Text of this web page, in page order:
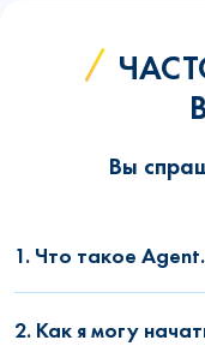
Вы
1. Что такое
2. Как я могу